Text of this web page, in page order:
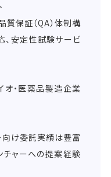
質保証（QA）体制構
、安定性試験サービ
オ・医薬品製造企業
け委託実績は豊富
チャーへの提案経験